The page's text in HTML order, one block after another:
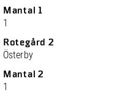
Mantal 1
1
Rotegård 2
Österby
Mantal 2
1